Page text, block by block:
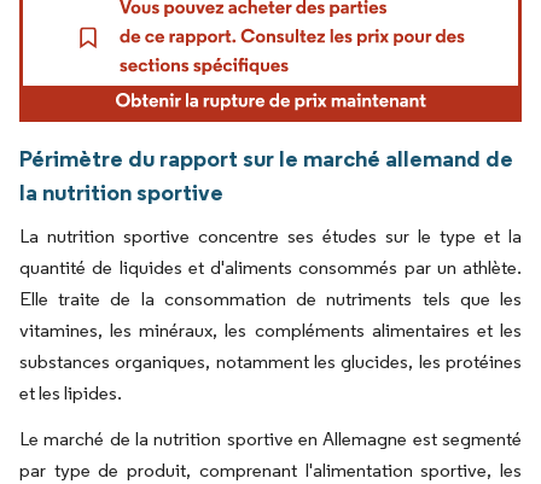
Périmètre du rapport sur le marché allemand de
la nutrition sportive
La nutrition sportive concentre ses études sur le type et la
quantité de liquides et d'aliments consommés par un athlète.
Elle traite de la consommation de nutriments tels que les
vitamines, les minéraux, les compléments alimentaires et les
substances organiques, notamment les glucides, les protéines
et les lipides.
Le marché de la nutrition sportive en Allemagne est segmenté
par type de produit, comprenant l'alimentation sportive, les